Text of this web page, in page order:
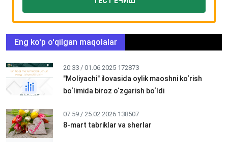
Eng ko'p o'qilgan maqolalar
20:33 / 01.06.2025 172873
"Moliyachi" ilovasida oylik maoshni ko‘rish
bo‘limida biroz o‘zgarish bo‘ldi
07:59 / 25.02.2026 138507
8-mart tabriklar va sherlar